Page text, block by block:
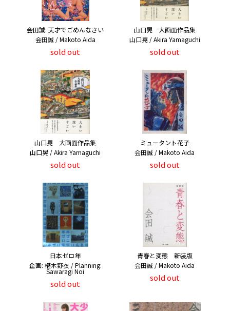
会田誠: 天才でごめんなさい
会田誠 / Makoto Aida
sold out
山口晃 大画面作品集
山口晃 / Akira Yamaguchi
sold out
山口晃 大画面作品集
山口晃 / Akira Yamaguchi
sold out
ミュータント花子
会田誠 / Makoto Aida
sold out
日本ゼロ年
企画: 椹木野衣 / Planning:
Sawaragi Noi
sold out
青春と変態 新装版
会田誠 / Makoto Aida
sold out